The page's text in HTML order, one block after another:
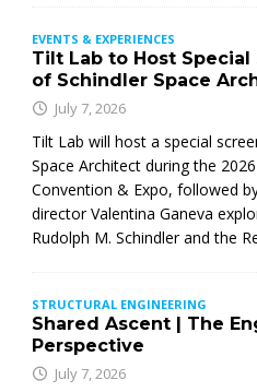
EVENTS & EXPERIENCES
Tilt Lab to Host Special
of Schindler Space
July 7, 2026
Tilt Lab will host a special
Space Architect during the
Convention & Expo, followed
director Valentina Ganeva
Rudolph M. Schindler and the
STRUCTURAL ENGINEERING
Shared Ascent | The
Perspective
July 7, 2026